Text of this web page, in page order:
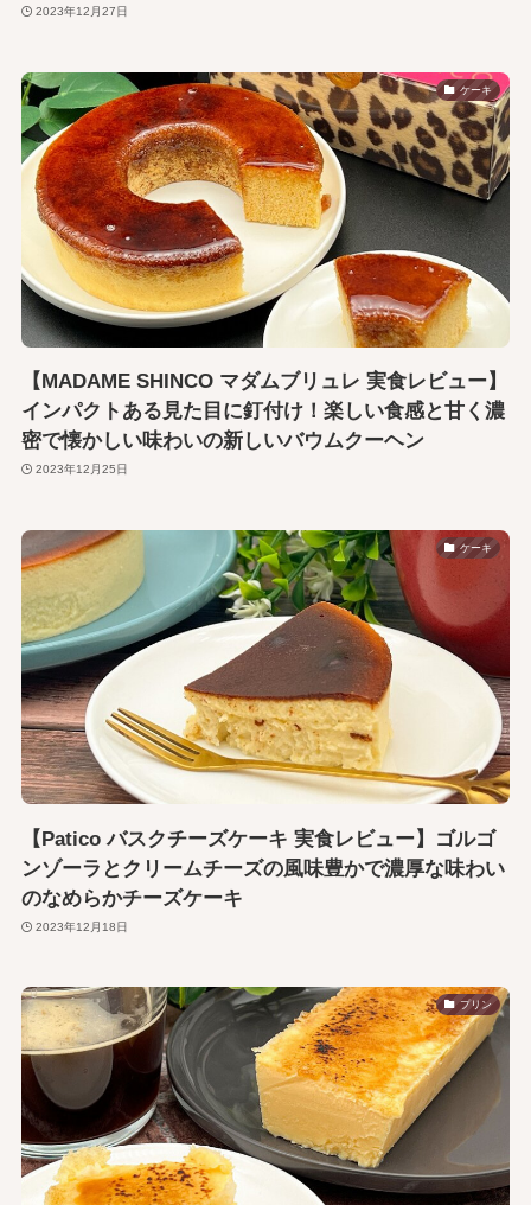
2023年12月27日
ケーキ
【MADAME SHINCO マダムブリュレ 実食レビュー】
インパクトある見た目に釘付け！楽しい食感と甘く濃
密で懐かしい味わいの新しいバウムクーヘン
2023年12月25日
ケーキ
【Patico バスクチーズケーキ 実食レビュー】ゴルゴ
ンゾーラとクリームチーズの風味豊かで濃厚な味わい
のなめらかチーズケーキ
2023年12月18日
プリン